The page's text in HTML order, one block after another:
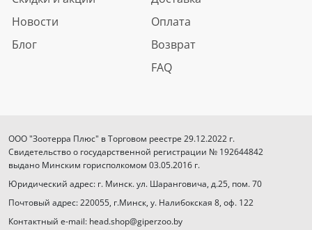
Новости
Блог
Оплата
Возврат
FAQ
ООО "Зоотерра Плюс" в Торговом реестре 29.12.2022 г.
Свидетельство о государственной регистрации № 192644842
выдано Минским горисполкомом 03.05.2016 г.
Юридический адрес: г. Минск. ул. Шаранговича, д.25, пом. 70
Почтовый адрес: 220055, г.Минск, у. Налибокская 8, оф. 122
Контактный e-mail: head.shop@giperzoo.by